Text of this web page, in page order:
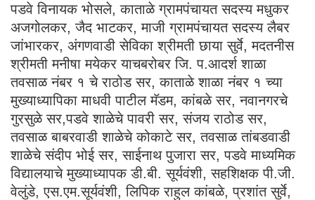
पडवे विनायक भोसले, काताळे ग्रामपंचायत सदस्य मधुकर
अजगोलकर, जैद भाटकर, माजी ग्रामपंचायत सदस्य लैबर
जांभारकर, अंगणवाडी सेविका श्रीमती छाया सुर्वे, मदतनीस
श्रीमती मनीषा मयेकर याचबरोबर जि. प.आदर्श शाळा
तवसाळ नंबर १ चे राठोड सर, काताळे शाळा नंबर १ च्या
मुख्याध्यापिका माधवी पाटील मॅडम, कांबळे सर, नवानगरचे
गुरसुळे सर,पडवे शाळेचे पावरी सर, संजय राठोड सर,
तवसाळ बाबरवाडी शाळेचे कोकाटे सर, तवसाळ तांबडवाडी
शाळेचे संदीप भोई सर, साईनाथ पुजारा सर, पडवे माध्यमिक
विद्यालयाचे मुख्याध्यापक डी.बी. सूर्यवंशी, सहशिक्षक पी.जी.
वेलुंडे, एस.एम.सूर्यवंशी, लिपिक राहुल कांबळे, प्रशांत सुर्वे,